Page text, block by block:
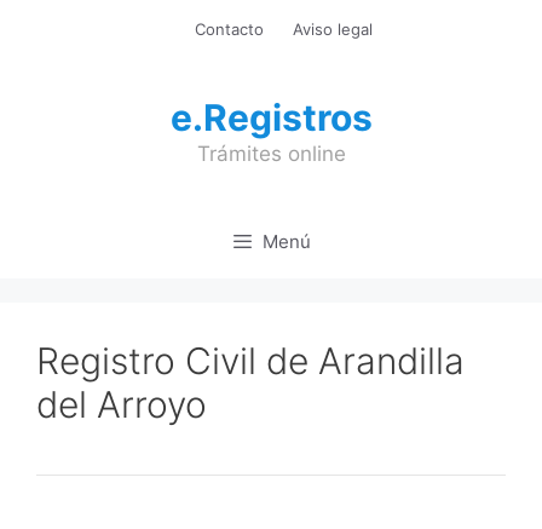
Contacto Aviso legal
e.Registros
Trámites online
Menú
Registro Civil de Arandilla
del Arroyo